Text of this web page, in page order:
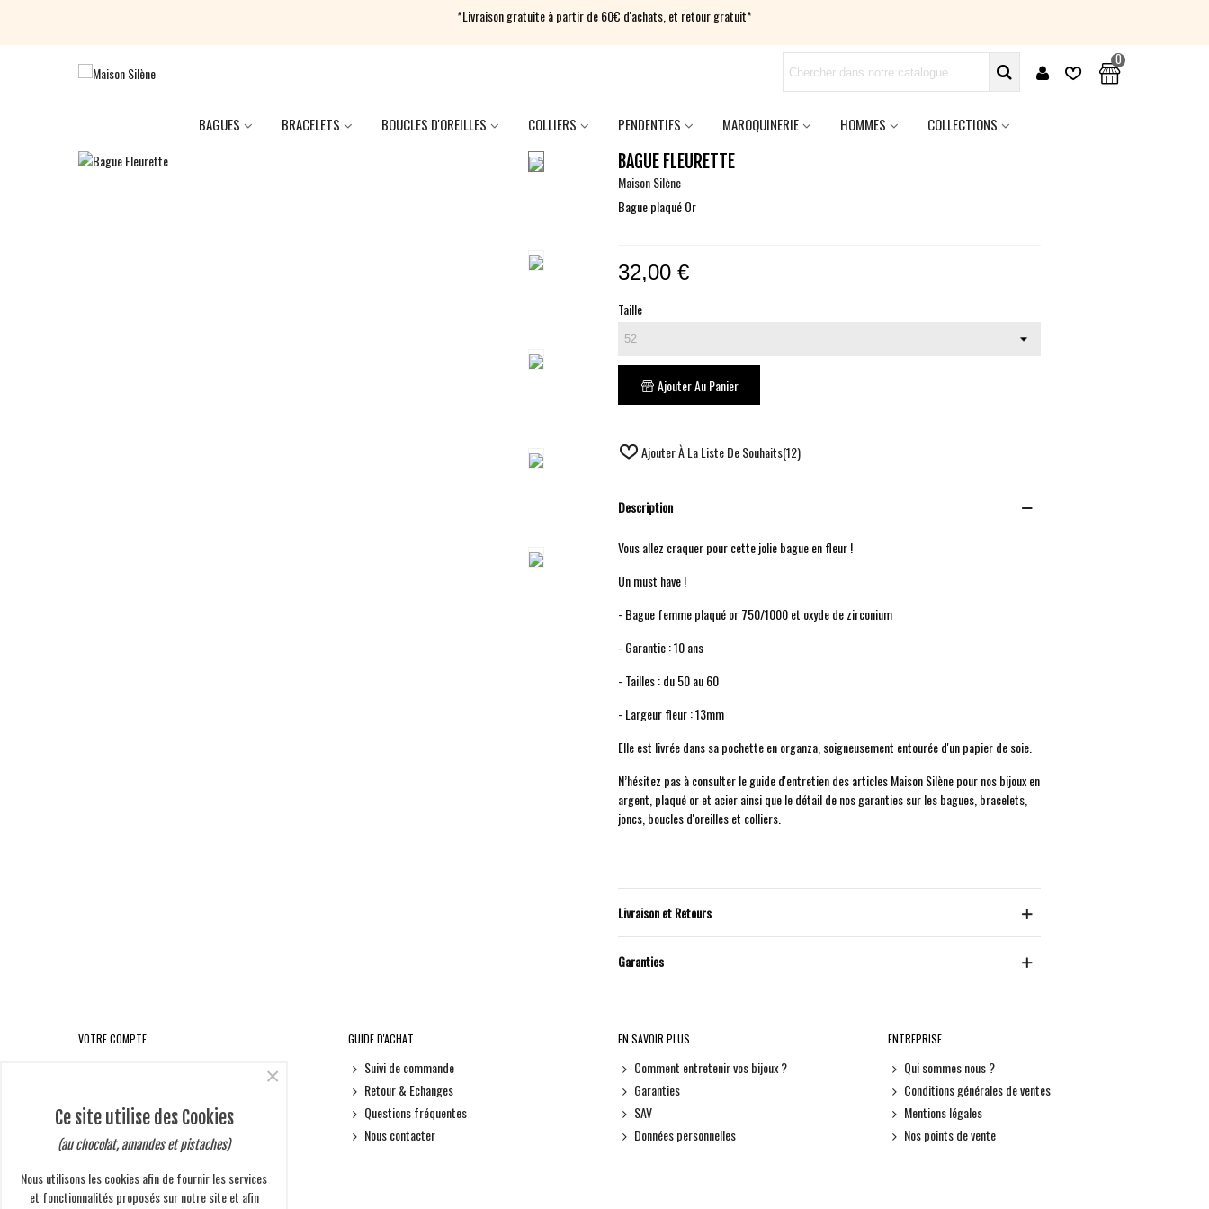
*Livraison gratuite à partir de 60€ d'achats, et retour gratuit*
0
BAGUES BRACELETS BOUCLES D'OREILLES COLLIERS PENDENTIFS MAROQUINERIE HOMMES COLLECTIONS
BAGUE FLEURETTE
Maison Silène
Bague plaqué Or
32,00 €
Taille
Ajouter Au Panier
Ajouter À La Liste De Souhaits(12)
Description
Vous allez craquer pour cette jolie bague en fleur !
Un must have !
- Bague femme plaqué or 750/1000 et oxyde de zirconium
- Garantie : 10 ans
- Tailles : du 50 au 60
- Largeur fleur : 13mm
Elle est livrée dans sa pochette en organza, soigneusement entourée d'un papier de soie.
N’hésitez pas à consulter le guide d'entretien des articles Maison Silène pour nos bijoux en
argent, plaqué or et acier ainsi que le détail de nos garanties sur les bagues, bracelets,
joncs, boucles d'oreilles et colliers.
Livraison et Retours
Garanties
VOTRE COMPTE
Commandes
Avoirs
Adresses
Bons de réduction
GUIDE D'ACHAT
Suivi de commande
Retour & Echanges
Questions fréquentes
Nous contacter
EN SAVOIR PLUS
Comment entretenir vos bijoux ?
Garanties
SAV
Données personnelles
ENTREPRISE
Qui sommes nous ?
Conditions générales de ventes
Mentions légales
Nos points de vente
Ce site utilise des Cookies
(au chocolat, amandes et pistaches)
Nous utilisons les cookies afin de fournir les services
et fonctionnalités proposés sur notre site et afin
×